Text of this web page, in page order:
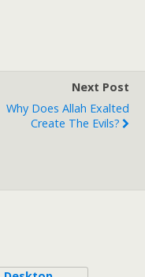
Next Post
Why Does Allah Exalted
Create The Evils?